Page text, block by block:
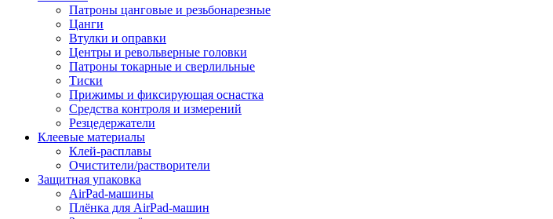
Патроны цанговые и резьбонарезные
Цанги
Втулки и оправки
Центры и револьверные головки
Патроны токарные и сверлильные
Тиски
Прижимы и фиксирующая оснастка
Средства контроля и измерений
Резцедержатели
Клеевые материалы
Клей-расплавы
Очистители/растворители
Защитная упаковка
AirPad-машины
Плёнка для AirPad-машин